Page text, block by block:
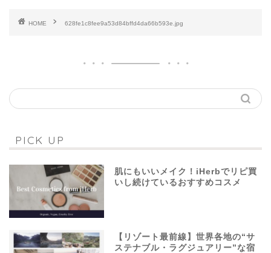
HOME 628fe1c8fee9a53d84bffd4da66b593e.jpg
PICK UP
肌にもいいメイク！iHerbでリピ買
いし続けているおすすめコスメ
【リゾート最前線】世界各地の“サ
ステナブル・ラグジュアリー”な宿